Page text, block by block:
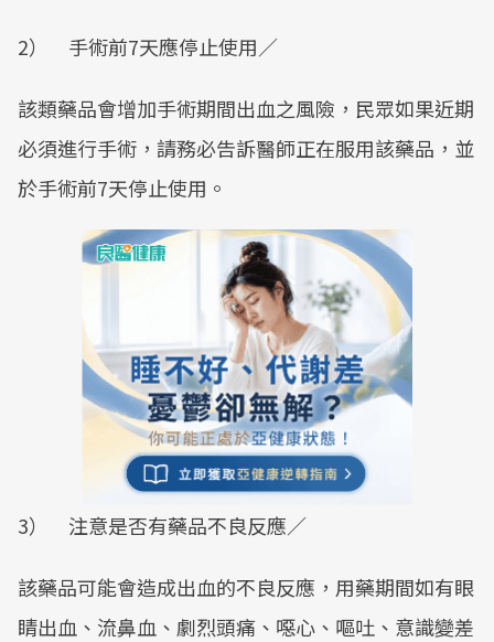
2） 手術前7天應停止使用／
該類藥品會增加手術期間出血之風險，民眾如果近期
必須進行手術，請務必告訴醫師正在服用該藥品，並
於手術前7天停止使用。
3） 注意是否有藥品不良反應／
該藥品可能會造成出血的不良反應，用藥期間如有眼
睛出血、流鼻血、劇烈頭痛、噁心、嘔吐、意識變差